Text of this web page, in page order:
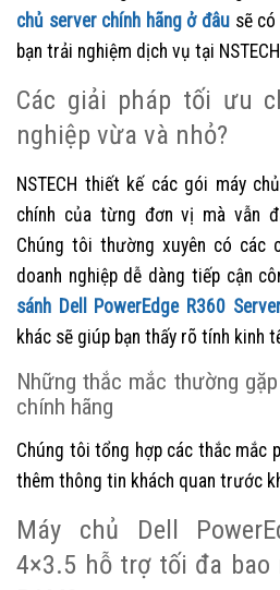
chủ server chính hãng ở đâu sẽ
bạn trải nghiệm dịch vụ tại
Các giải pháp tối ưu
nghiệp vừa và nhỏ?
NSTECH thiết kế các gói máy
chính của từng đơn vị mà vẫn
Chúng tôi thường xuyên có các
doanh nghiệp dễ dàng tiếp cận
sánh Dell PowerEdge R360
khác sẽ giúp bạn thấy rõ tính kinh
Những thắc mắc thường
chính hãng
Chúng tôi tổng hợp các thắc mắc
thêm thông tin khách quan trước
Máy chủ Dell
4×3.5 hỗ trợ tối đa bao